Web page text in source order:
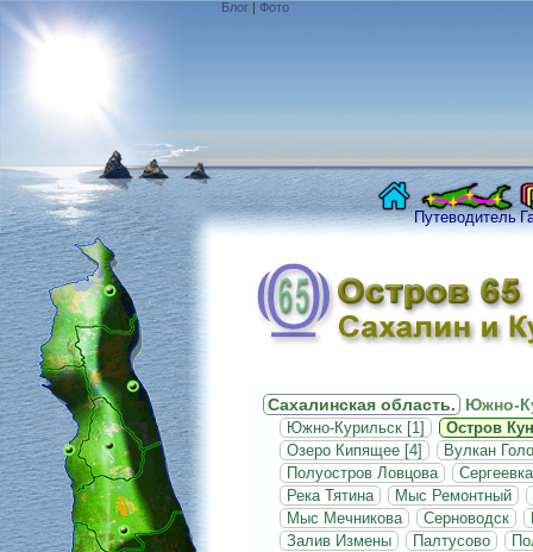
Блог | Фото
Путеводитель
Сахалинская область. Южно-
Южно-Курильск [1]
Остров
Озеро Кипящее [4]
Вулкан
Полуостров Ловцова
Сергеевка
Река Тятина
Мыс Ремонтный
Мыс Мечникова
Серноводск
Залив Измены
Палтусово